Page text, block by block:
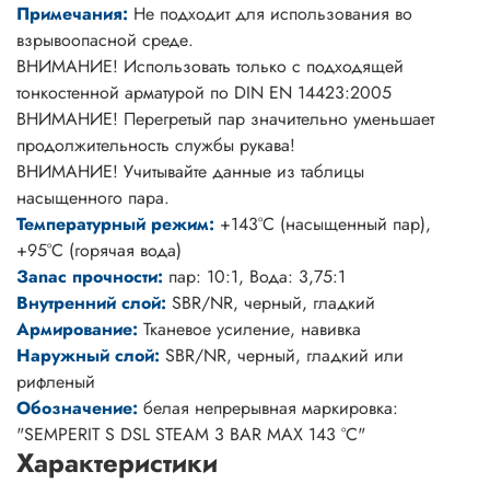
Примечания: Не подходит для использования во
взрывоопасной среде.
ВНИМАНИЕ! Использовать только с подходящей
тонкостенной арматурой по DIN EN 14423:2005
ВНИМАНИЕ! Перегретый пар значительно уменьшает
продолжительность службы рукава!
ВНИМАНИЕ! Учитывайте данные из таблицы
насыщенного пара.
Температурный режим: +143°C (насыщенный пар),
+95°C (горячая вода)
Зanac пpoчности: пар: 10:1, Вода: 3,75:1
Внутренний слой: SBR/NR, черный, гладкий
Армирование: Тканевое усиление, навивка
Hаружный слой: SBR/NR, черный, гладкий или
рифленый
Обозначение: белая непрерывная маркировка:
"SEMPERIT S DSL STEAM 3 BAR MAX 143 °C"
Характеристики